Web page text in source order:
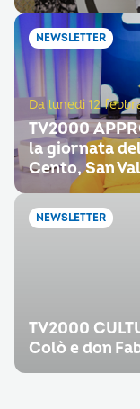
NEWSLETTER
Da lunedì 12
TV2000
la giornata
Cento, San
NEWSLETTER
TV2000
Colò e don